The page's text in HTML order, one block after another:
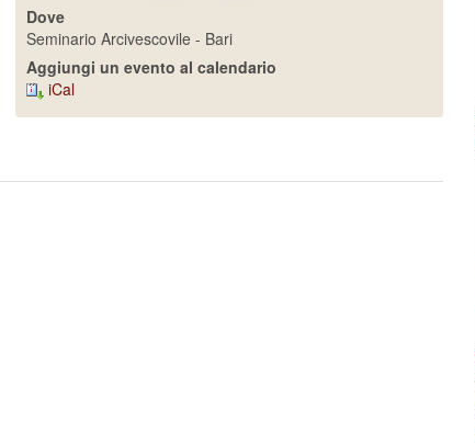
Dove
Seminario Arcivescovile - Bari
Aggiungi un evento al calendario
iCal